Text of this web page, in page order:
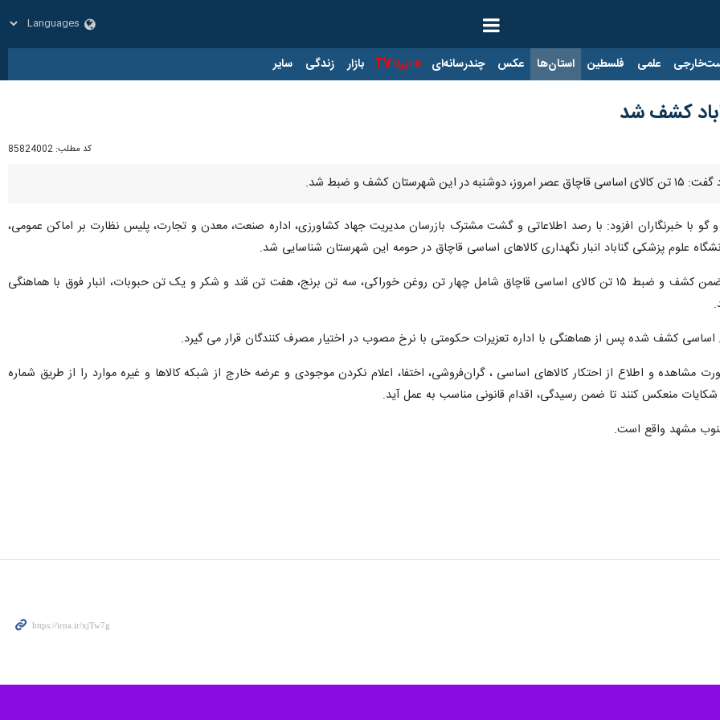
علمی فلسطین استان‌ها عکس چندرسانه‌ای ایرنا TV بازار زندگی سایر
کد مطلب: 85824002